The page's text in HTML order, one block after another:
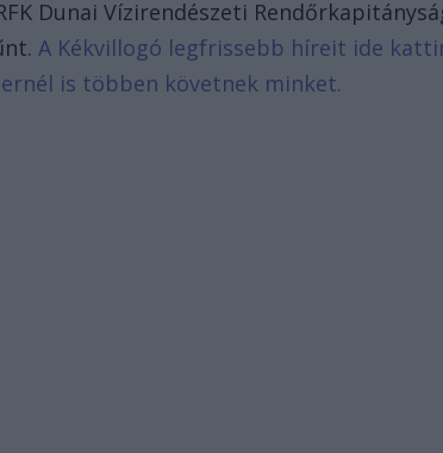
Dunai Vízirendészeti
A Kékvillogó legfrissebb híreit ide
is többen követnek minket.